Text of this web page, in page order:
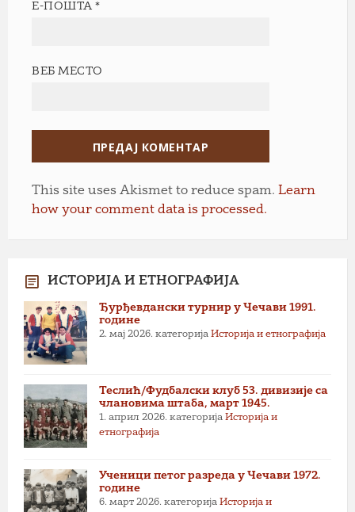
Е-ПОШТА*
ВЕБ МЕСТО
This site uses Akismet to reduce spam. Learn
how your comment data is processed.
ИСТОРИЈА И ЕТНОГРАФИЈА
Ђурђевдански турнир у Чечави 1991.
године
2. мај 2026. категорија Историја и етнографија
Теслић/Фудбалски клуб 53. дивизије са
члановима штаба, март 1945.
1. април 2026. категорија Историја и
етнографија
Ученици петог разреда у Чечави 1972.
године
6. март 2026. категорија Историја и